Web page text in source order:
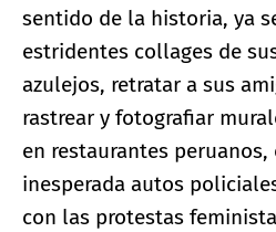
sentido de la historia, ya
estridentes collages de
azulejos, retratar a sus
rastrear y fotografiar
en restaurantes
inesperada autos
con las protestas